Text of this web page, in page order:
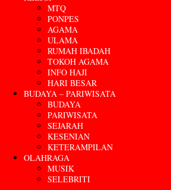
MTQ
PONPES
AGAMA
ULAMA
RUMAH IBADAH
TOKOH AGAMA
INFO HAJI
HARI BESAR
BUDAYA – PARIWISATA
BUDAYA
PARIWISATA
SEJARAH
KESENIAN
KETERAMPILAN
OLAHRAGA
MUSIK
SELEBRITI